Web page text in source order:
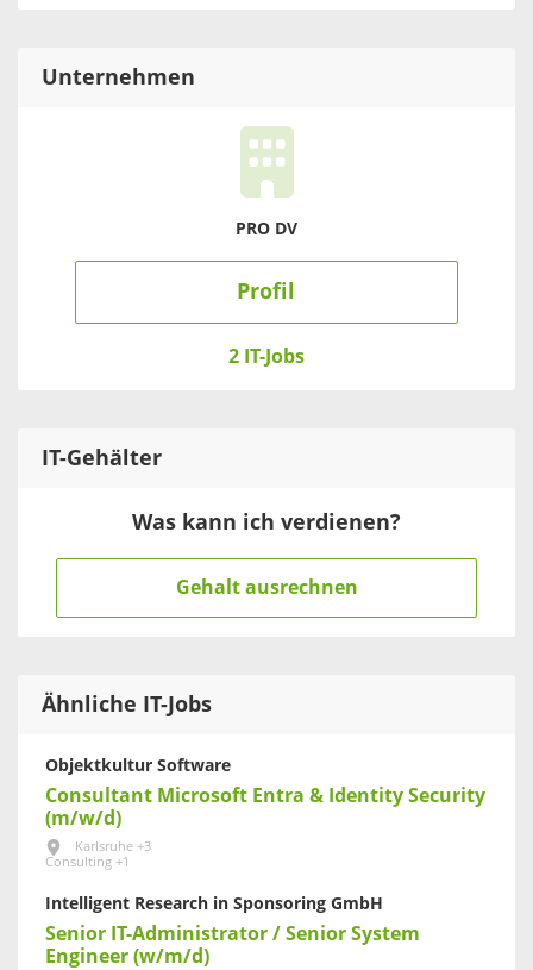
Unternehmen
PRO DV
Profil
2 IT-Jobs
IT-Gehälter
Was kann ich verdienen?
Gehalt ausrechnen
Ähnliche IT-Jobs
Objektkultur Software
Consultant Microsoft Entra & Identity Security
(m/w/d)
Karlsruhe +3
Consulting +1
Intelligent Research in Sponsoring GmbH
Senior IT-Administrator / Senior System
Engineer (w/m/d)